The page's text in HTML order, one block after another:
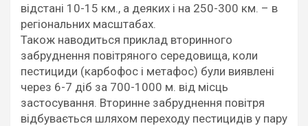
відстані 10-15 км., а деяких і на 250-300 км. – в
регіональних масштабах.
Також наводиться приклад вторинного
забруднення повітряного середовища, коли
пестициди (карбофос і метафос) були виявлені
через 6-7 діб за 700-1000 м. від місць
застосування. Вторинне забруднення повітря
відбувається шляхом переходу пестицидів у пару